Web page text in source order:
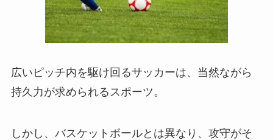
広いピッチ内を駆け回るサッカーは、当然ながら
持久力が求められるスポーツ。
しかし、バスケットボールとは異なり、攻守がそ